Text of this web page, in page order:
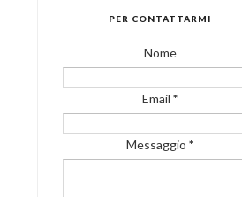
PER CONTATTARMI
Nome
Email*
Messaggio*